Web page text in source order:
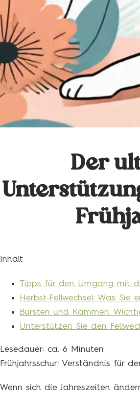
Der
Inhalt
Tipps für den Umgang mit
Herbst-Fellwechsel: Was Sie
Bürsten und Kämmen:
Unterstützen Sie den
Lesedauer: ca. 6
Minuten
Frühjahrsschur: Verständnis für
Wenn sich die Jahreszeiten